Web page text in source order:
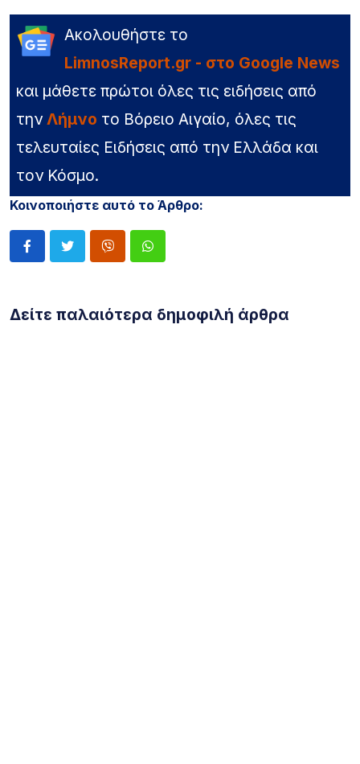
Ακολουθήστε το
LimnosReport.gr - στο Google News
και μάθετε πρώτοι όλες τις ειδήσεις από
την Λήμνο το Βόρειο Αιγαίο, όλες τις
τελευταίες Ειδήσεις από την Ελλάδα και
τον Κόσμο.
Κοινοποιήστε αυτό το Άρθρο:
Δείτε παλαιότερα δημοφιλή άρθρα